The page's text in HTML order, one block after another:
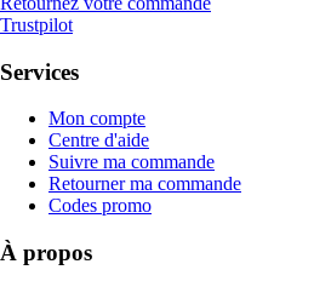
Trustpilot
Services
Mon compte
Centre d'aide
Suivre ma commande
Retourner ma commande
Codes promo
À propos